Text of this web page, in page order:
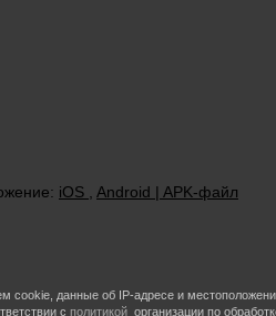
iOS Android | APK-файл
cookie, данные об IP-адресе и
с политикой организации по